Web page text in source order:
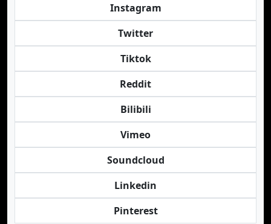
Instagram
Twitter
Tiktok
Reddit
Bilibili
Vimeo
Soundcloud
Linkedin
Pinterest